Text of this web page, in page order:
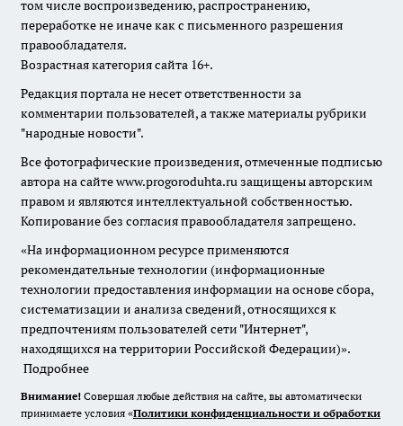
том числе воспроизведению, распространению,
переработке не иначе как с письменного разрешения
правообладателя.
Возрастная категория сайта 16+.
Редакция портала не несет ответственности за
комментарии пользователей, а также материалы рубрики
"народные новости".
Все фотографические произведения, отмеченные подписью
автора на сайте www.progoroduhta.ru защищены авторским
правом и являются интеллектуальной собственностью.
Копирование без согласия правообладателя запрещено.
«На информационном ресурсе применяются
рекомендательные технологии (информационные
технологии предоставления информации на основе сбора,
систематизации и анализа сведений, относящихся к
предпочтениям пользователей сети "Интернет",
находящихся на территории Российской Федерации)».
Подробнее
Внимание! Совершая любые действия на сайте, вы автоматически
принимаете условия «Политики конфиденциальности и обработки